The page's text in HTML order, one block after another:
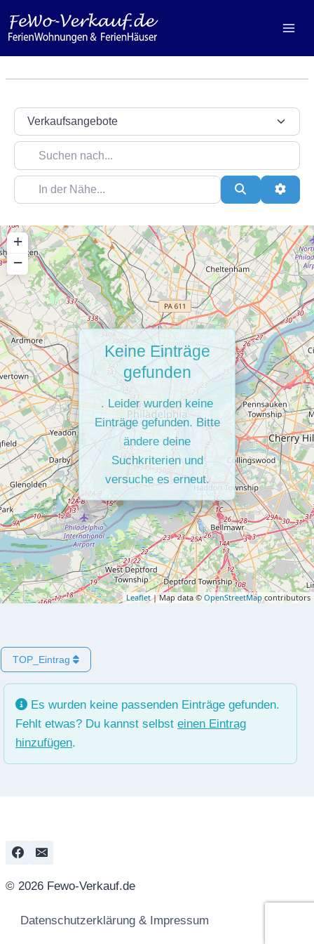
Inhalt
springen
Suchtyp auswählen
Suchen nach...
In der Nähe... Suchen
+
−
Leaflet| Map data © OpenStreetMap contributors
Keine Einträge
gefunden
. Leider wurden keine
Einträge gefunden. Bitte
ändere deine
Suchkriterien und
versuche es erneut.
TOP_Eintrag
Es wurden keine passenden Einträge gefunden.
Fehlt etwas? Du kannst selbst einen Eintrag
hinzufügen.
© 2026 Fewo-Verkauf.de
Datenschutzerklärung & Impressum